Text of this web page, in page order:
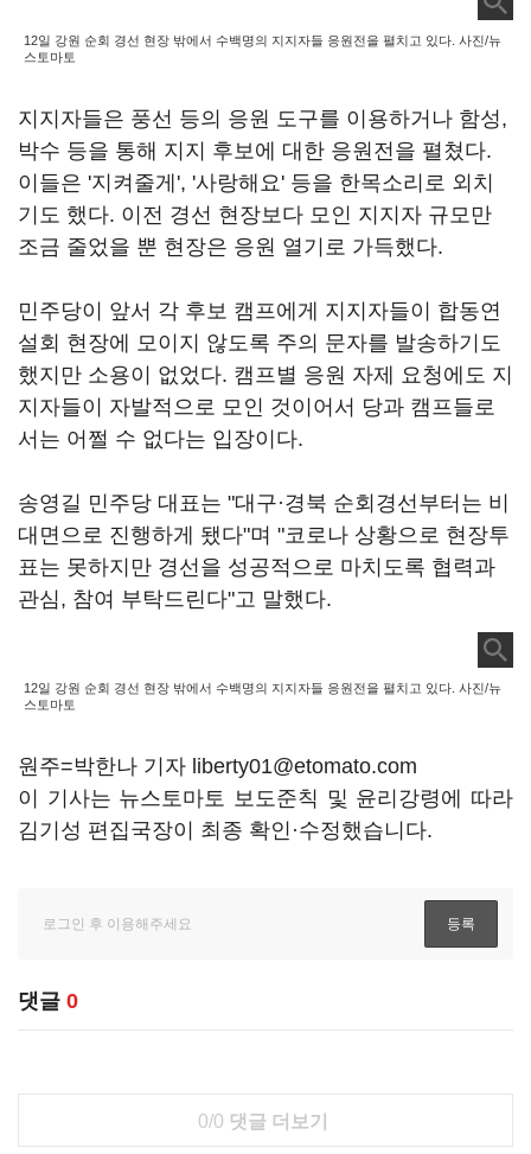
12일 강원 순회 경선 현장 밖에서 수백명의 지지자들 응원전을 펼치고 있다. 사진/뉴
스토마토
지지자들은 풍선 등의 응원 도구를 이용하거나 함성,
박수 등을 통해 지지 후보에 대한 응원전을 펼쳤다.
이들은 '지켜줄게', '사랑해요' 등을 한목소리로 외치
기도 했다. 이전 경선 현장보다 모인 지지자 규모만
조금 줄었을 뿐 현장은 응원 열기로 가득했다.
민주당이 앞서 각 후보 캠프에게 지지자들이 합동연
설회 현장에 모이지 않도록 주의 문자를 발송하기도
했지만 소용이 없었다. 캠프별 응원 자제 요청에도 지
지자들이 자발적으로 모인 것이어서 당과 캠프들로
서는 어쩔 수 없다는 입장이다.
송영길 민주당 대표는 "대구·경북 순회경선부터는 비
대면으로 진행하게 됐다"며 "코로나 상황으로 현장투
표는 못하지만 경선을 성공적으로 마치도록 협력과
관심, 참여 부탁드린다"고 말했다.
12일 강원 순회 경선 현장 밖에서 수백명의 지지자들 응원전을 펼치고 있다. 사진/뉴
스토마토
원주=박한나 기자 liberty01@etomato.com
이 기사는 뉴스토마토 보도준칙 및 윤리강령에 따라
김기성 편집국장이 최종 확인·수정했습니다.
댓글 0
0/0 댓글 더보기